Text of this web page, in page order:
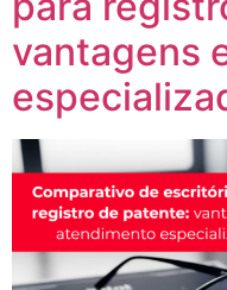
vantagens